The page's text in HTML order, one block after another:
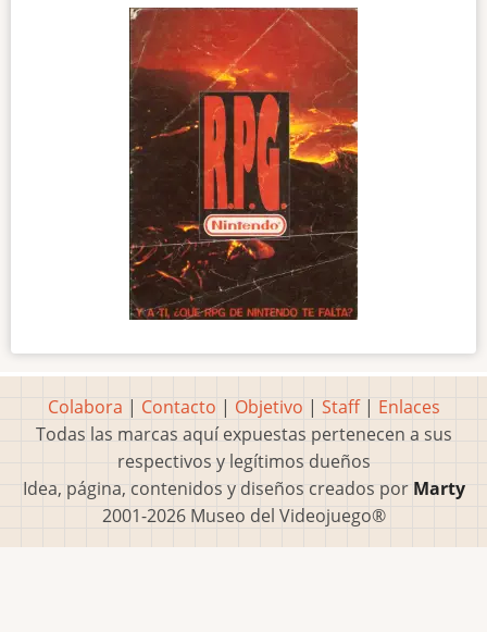
Colabora | Contacto | Objetivo | Staff| Enlaces
Todas las marcas aquí expuestas pertenecen a sus
respectivos y legítimos dueños
Idea, página, contenidos y diseños creados por Marty
2001-2026 Museo del Videojuego®